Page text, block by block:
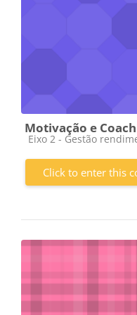
Motivação e
Course category
Eixo 2 - Gestão
Click to enter this